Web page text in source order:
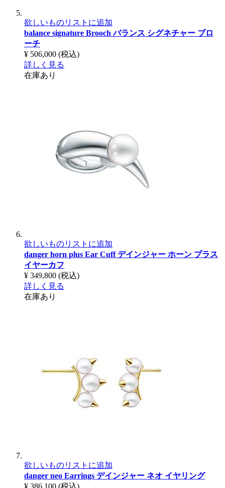
欲しいものリストに追加
balance signature Broochバランス シグネチャー ブロ
ーチ
¥ 506,000 (税込)
詳しく見る
在庫あり
欲しいものリストに追加
danger horn plus Ear Cuffデインジャー ホーン プラス
イヤーカフ
¥ 349,800 (税込)
詳しく見る
在庫あり
欲しいものリストに追加
danger neo Earrings デインジャー ネオ イヤリング
¥ 386,100 (税込)